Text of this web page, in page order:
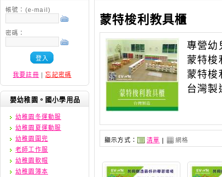
帳號：(e-mail)
密碼：
登入
我要註冊 |忘記密碼
嬰幼稚園。國小學用品
幼稚園冬運動服
幼稚園夏運動服
幼稚園圍兜
老師工作服
幼稚園軟帽
幼稚園簿本
蒙特梭利教具櫃
專營幼
蒙特梭
蒙特梭
台灣製
顯示方式： 清單 網格